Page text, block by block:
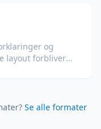
og
layout forbliver
Se alle formater